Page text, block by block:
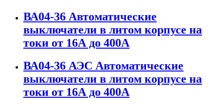
ВА04-36 Автоматические
выключатели в литом корпусе на
токи от 16А до 400А
ВА04-36 АЭС Автоматические
выключатели в литом корпусе на
токи от 16А до 400А